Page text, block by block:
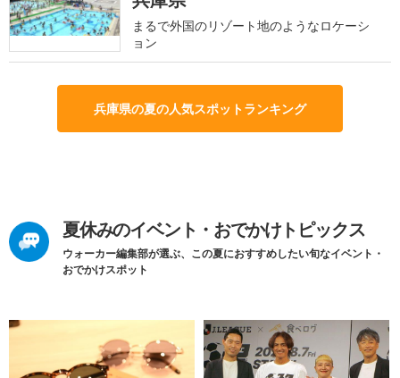
まるで外国のリゾート地のようなロケーシ
ョン
兵庫県の夏の人気スポットランキング
夏休みのイベント・おでかけトピックス
ウォーカー編集部が選ぶ、この夏におすすめしたい旬なイベント・
おでかけスポット